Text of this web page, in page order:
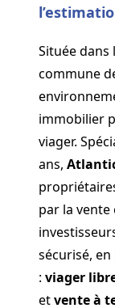
Située dans
commune
immobilier
viager.
ans,
par la vente
sécurisé,
: viager
etvente à